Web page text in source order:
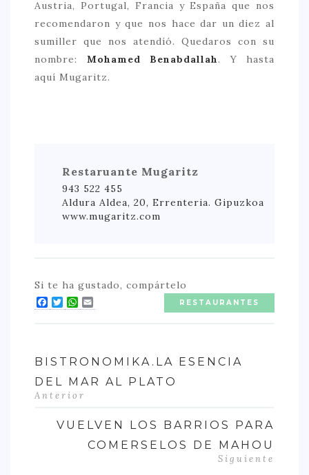
Austria, Portugal, Francia y España que nos
recomendaron y que nos hace dar un diez al
sumiller que nos atendíó. Quedaros con su
nombre: Mohamed Benabdallah. Y hasta
aquí Mugaritz.
Restaruante Mugaritz
943 522 455
Aldura Aldea, 20, Errenteria. Gipuzkoa
www.mugaritz.com
Si te ha gustado, compártelo
Facebook
TwitterWhatsApp RESTAURANTES
BISTRONOMIKA.LA ESENCIA
DEL MAR AL PLATO
Anterior
VUELVEN LOS BARRIOS PARA
COMERSELOS DE MAHOU
Siguiente